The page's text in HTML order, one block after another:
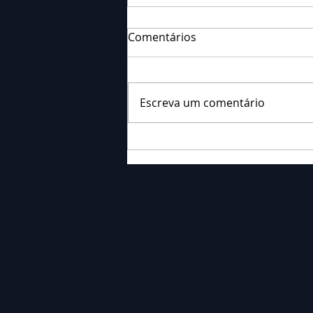
Ornieski
Comentários
Escreva um comentário